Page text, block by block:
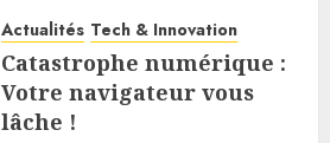
Actualités Tech & Innovation
Catastrophe numérique :
Votre navigateur vous
lâche !